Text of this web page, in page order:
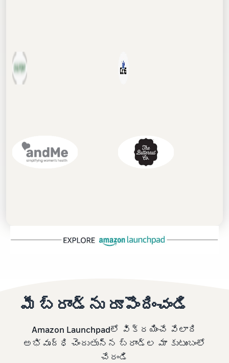
మీ బ్రాండ్‌ను రూపొందించండి
Amazon Launchpadలో విక్రయించే వేలాది
అభివృద్ధి చెందుతున్న బ్రాండ్‌ల మా కుటుంబంలో
చేరండి